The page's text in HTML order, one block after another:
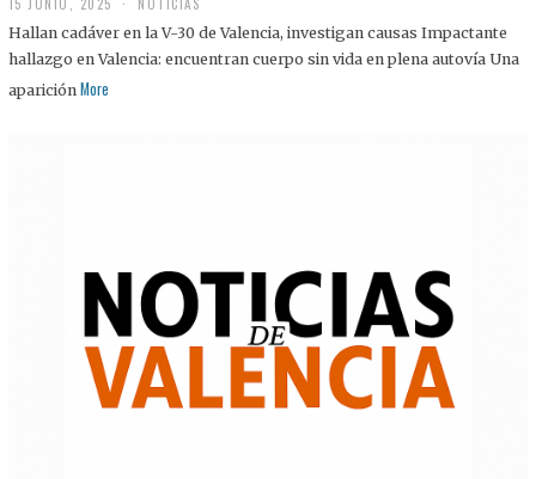
Hallan cadáver en la V-30 de Valencia, investigan causas Impactante
hallazgo en Valencia: encuentran cuerpo sin vida en plena autovía Una
aparición More